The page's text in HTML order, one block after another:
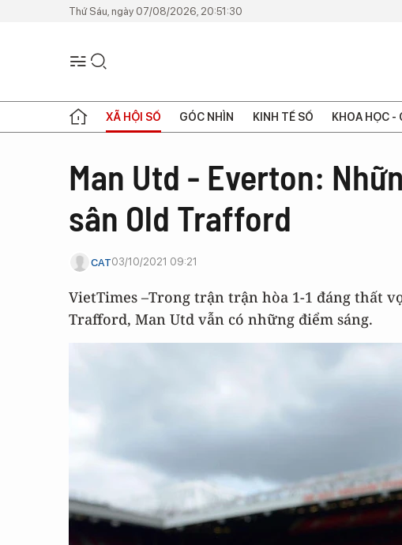
Thứ Sáu, ngày 07/08/2026, 20:51:30
XÃ HỘI SỐ GÓC NHÌN KINH TẾ SỐ KHOA HỌC -
Man Utd - Everton:
sân Old Trafford
CAT03/10/2021 09:21
VietTimes –Trong trận trận hòa 1-1 đáng thất
Trafford, Man Utd vẫn có những điểm sáng.